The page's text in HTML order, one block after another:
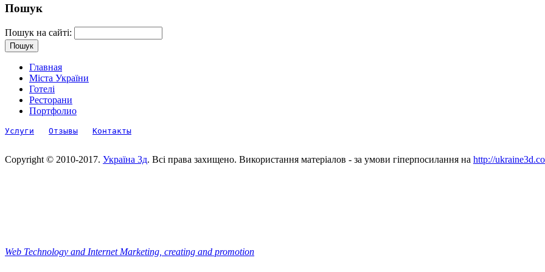
Пошук
Пошук на сайті:
Главная
Міста України
Готелі
Ресторани
Портфолио
Услуги Отзывы Контакты
Copyright © 2010-2017. Україна 3д. Всі права захищено. Використання матеріалов - за умови гіперпосилання на http://
Web Technology and Internet Marketing, сreating and promotion